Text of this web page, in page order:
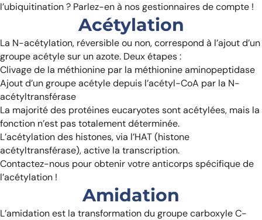
l’ubiquitination ? Parlez-en à nos gestionnaires de compte !
Acétylation
La N-acétylation, réversible ou non, correspond à l’ajout d’un
groupe acétyle sur un azote. Deux étapes :
Clivage de la méthionine par la méthionine aminopeptidase
Ajout d’un groupe acétyle depuis l’acétyl-CoA par la N-
acétyltransférase
La majorité des protéines eucaryotes sont acétylées, mais la
fonction n’est pas totalement déterminée.
L’acétylation des histones, via l’HAT (histone
acétyltransférase), active la transcription.
Contactez-nous pour obtenir votre anticorps spécifique de
l’acétylation !
Amidation
L’amidation est la transformation du groupe carboxyle C-